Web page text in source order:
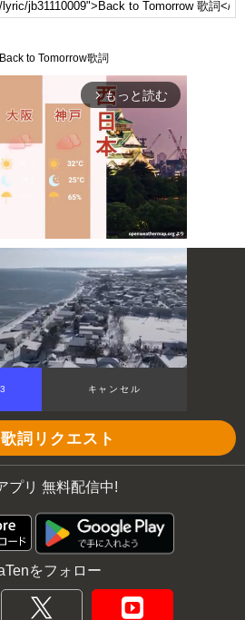
Back to Tomorrow歌詞
arrow_forward_ios もっと読む
Mute
キャンセル
歌詞リクエスト
プリ 無料配信中!
をフォロー